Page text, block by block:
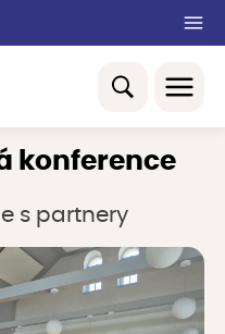
konference
s partnery